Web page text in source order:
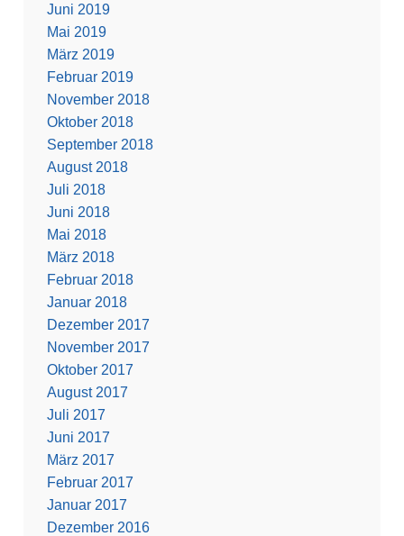
Juni 2019
Mai 2019
März 2019
Februar 2019
November 2018
Oktober 2018
September 2018
August 2018
Juli 2018
Juni 2018
Mai 2018
März 2018
Februar 2018
Januar 2018
Dezember 2017
November 2017
Oktober 2017
August 2017
Juli 2017
Juni 2017
März 2017
Februar 2017
Januar 2017
Dezember 2016